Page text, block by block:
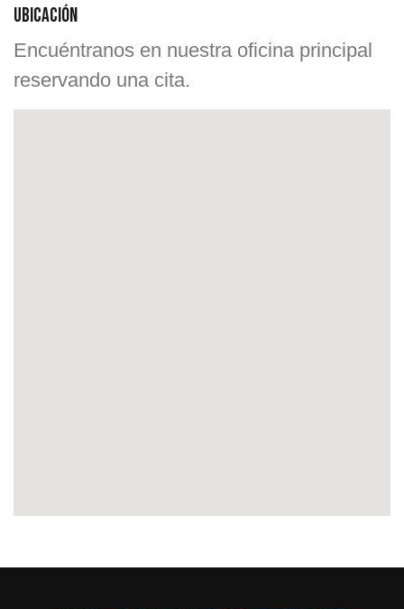
Ubicación
Encuéntranos en nuestra oficina principal
reservando una cita.